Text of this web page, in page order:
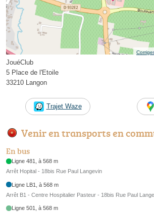
JouéClub
5 Place de l'Etoile
33210 Langon
Trajet Waze
Venir en transports en
En bus
Ligne 481, à 568 m
Arrêt Hopital - 18bis Rue Paul Langevin
Ligne LB1, à 568 m
Arrêt B1 - Centre Hospitalier Pasteur - 18bis Rue Paul
Ligne 501, à 568 m